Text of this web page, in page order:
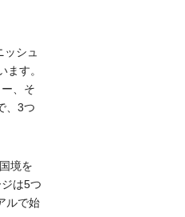
シュ
す。
、そ
、3つ
境を
は5つ
ルで始